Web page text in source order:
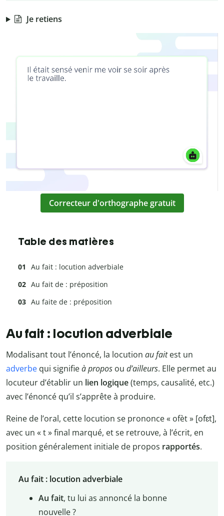
Je retiens
Correcteur d'orthographe gratuit
Table des matières
Au fait : locution adverbiale
Au fait de : préposition
Au faite de : préposition
Au fait : locution adverbiale
Modalisant tout l’énoncé, la locution au faitest un
adverbe qui signifieà propos ou d’ailleurs. Elle permet au
locuteur d’établir un lien logique(temps, causalité, etc.)
avec l’énoncé qu’il s’apprête à produire.
Reine de l’oral, cette locution se prononce « ofèt » [ofɛt],
avec un « t » final marqué, et se retrouve, à l’écrit, en
position généralement initiale de propos rapportés.
Au fait : locution adverbiale
Au fait, tu lui as annoncé la bonne
nouvelle ?